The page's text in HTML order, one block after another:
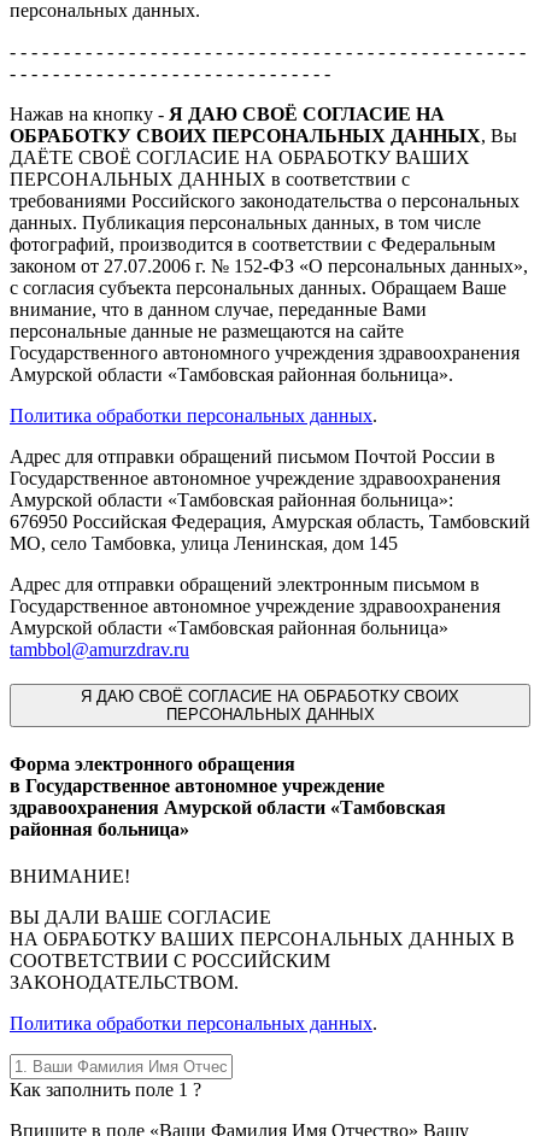
персональных данных.
- - - - - - - - - - - - - - - - - - - - - - - - - - - - - - - - - - - - - - - - - - - - - - - -
- - - - - - - - - - - - - - - - - - - - - - - - - - - - - -
Нажав на кнопку - Я ДАЮ СВОЁ СОГЛАСИЕ НА
ОБРАБОТКУ СВОИХ ПЕРСОНАЛЬНЫХ ДАННЫХ, Вы
ДАЁТЕ СВОЁ СОГЛАСИЕ НА ОБРАБОТКУ ВАШИХ
ПЕРСОНАЛЬНЫХ ДАННЫХ в соответствии с
требованиями Российского законодательства о персональных
данных. Публикация персональных данных, в том числе
фотографий, производится в соответствии с Федеральным
законом от 27.07.2006 г. № 152-ФЗ «О персональных данных»,
с согласия субъекта персональных данных. Обращаем Ваше
внимание, что в данном случае, переданные Вами
персональные данные не размещаются на сайте
Государственного автономного учреждения здравоохранения
Амурской области «Тамбовская районная больница».
Политика обработки персональных данных.
Адрес для отправки обращений письмом Почтой России в
Государственное автономное учреждение здравоохранения
Амурской области «Тамбовская районная больница»:
676950 Российская Федерация, Амурская область, Тамбовский
МО, село Тамбовка, улица Ленинская, дом 145
Адрес для отправки обращений электронным письмом в
Государственное автономное учреждение здравоохранения
Амурской области «Тамбовская районная больница»
tambbol@amurzdrav.ru
Я ДАЮ СВОЁ СОГЛАСИЕ НА ОБРАБОТКУ СВОИХ
ПЕРСОНАЛЬНЫХ ДАННЫХ
Форма электронного обращения
в Государственное автономное учреждение
здравоохранения Амурской области «Тамбовская
районная больница»
ВНИМАНИЕ!
ВЫ ДАЛИ ВАШЕ СОГЛАСИЕ
НА ОБРАБОТКУ ВАШИХ ПЕРСОНАЛЬНЫХ ДАННЫХ В
СООТВЕТСТВИИ С РОССИЙСКИМ
ЗАКОНОДАТЕЛЬСТВОМ.
Политика обработки персональных данных.
Как заполнить поле 1 ?
Впишите в поле «Ваши Фамилия Имя Отчество» Вашу